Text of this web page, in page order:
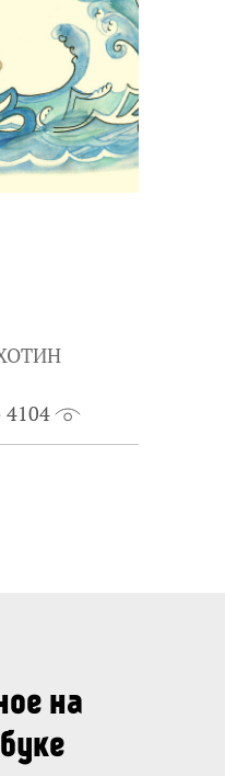
4104
на